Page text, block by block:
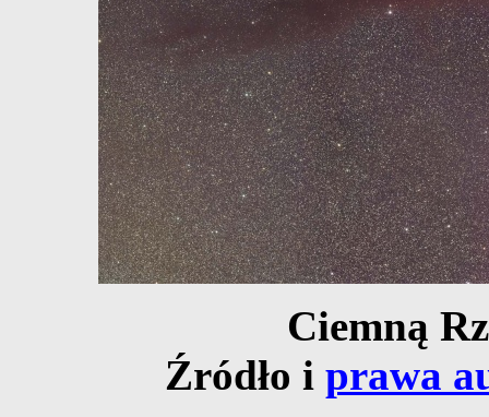
Ciemną
Źródło i prawa